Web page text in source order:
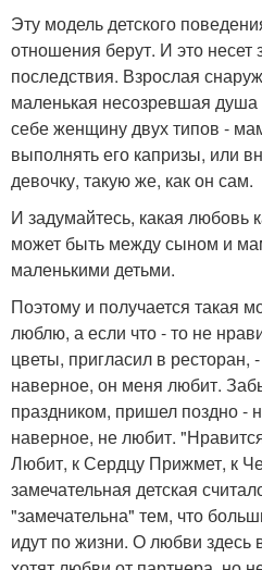
Эту модель детского
отношения берут. И это
последствия. Взрослая
маленькая несозревшая душа
себе женщину двух типов -
выполнять его капризы, или
девочку, такую же, как он сам.
И задумайтесь, какая
может быть между сыном и
маленькими детьми.
Поэтому и получается такая
люблю, а если что - то не
цветы, пригласил в ресторан,
наверное, он меня любит.
праздником, пришел поздно -
наверное, не любит.
Любит, к Сердцу Прижмет, к
замечательная детская
"замечательна" тем, что
идут по жизни. О любви здесь